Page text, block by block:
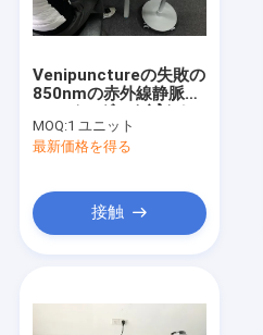
手動真空吸引中絶法
恒久的な化粧マシン
Venipunctureの失敗の
850nmの赤外線静脈の
て軽い静脈の視聴者を
張りめぐらして下さい
MOQ:1 ユニット
最新価格を得る
接触